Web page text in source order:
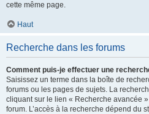
cette même page.
Haut
Recherche dans les forums
Comment puis-je effectuer une
Saisissez un terme dans la boîte de
forums ou les pages de sujets. La
cliquant sur le lien « Recherche avancée
forum. L’accès à la recherche dépend du